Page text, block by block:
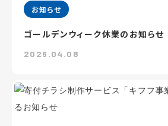
お知らせ
ゴールデンウィーク休業のお知らせ
2026.04.08